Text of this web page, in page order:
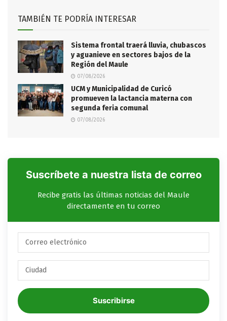
TAMBIÉN TE PODRÍA INTERESAR
Sistema frontal traerá lluvia, chubascos
y aguanieve en sectores bajos de la
Región del Maule
07/08/2026
UCM y Municipalidad de Curicó
promueven la lactancia materna con
segunda feria comunal
07/08/2026
Suscríbete a nuestra lista de correo
Recibe gratis las últimas noticias del Maule
directamente en tu correo
Suscribirse